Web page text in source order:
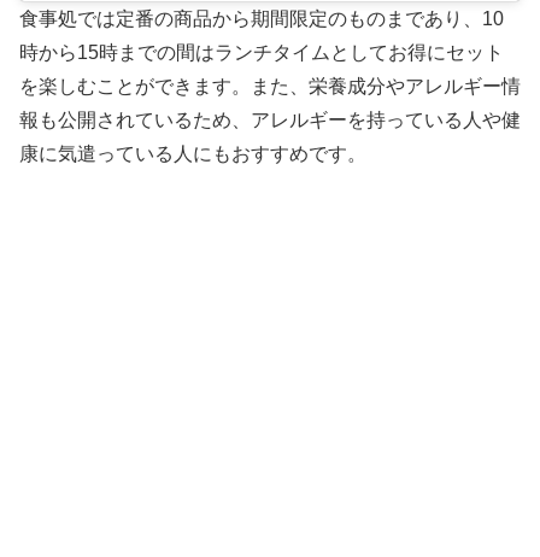
食事処では定番の商品から期間限定のものまであり、10
時から15時までの間はランチタイムとしてお得にセット
を楽しむことができます。また、栄養成分やアレルギー情
報も公開されているため、アレルギーを持っている人や健
康に気遣っている人にもおすすめです。